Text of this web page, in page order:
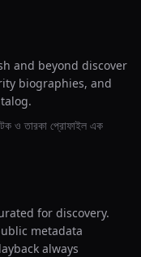
and beyond discover
biographies, and
ও তারকা প্রোফাইল এক
for discovery.
metadata
always